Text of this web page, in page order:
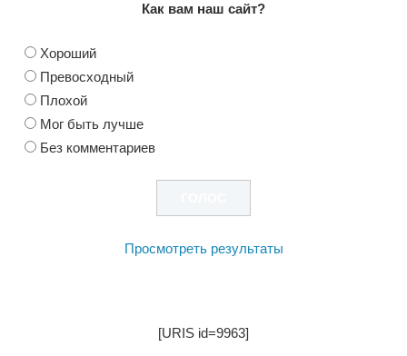
Как вам наш сайт?
Хороший
Превосходный
Плохой
Мог быть лучше
Без комментариев
Просмотреть результаты
[URIS id=9963]